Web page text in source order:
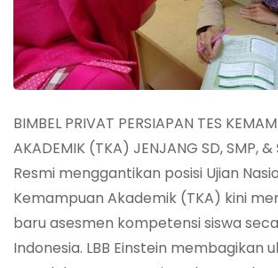
BIMBEL PRIVAT PERSIAPAN TES
AKADEMIK (TKA) JENJANG SD, SMP,
Resmi menggantikan posisi Ujian
Kemampuan Akademik (TKA) kini
baru asesmen kompetensi siswa
Indonesia. LBB Einstein membagikan